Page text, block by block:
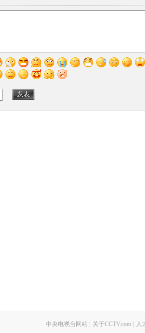
中央电视台网站 关于CCTV.com 人